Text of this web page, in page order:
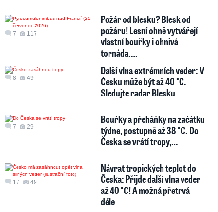
7 117
Požár od blesku? Blesk od
požáru! Lesní ohně vytvářejí
vlastní bouřky i ohnivá
tornáda.…
8 49
Další vlna extrémních veder: V
Česku může být až 40 °C.
Sledujte radar Blesku
7 29
Bouřky a přeháňky na začátku
týdne, postupně až 38 °C. Do
Česka se vrátí tropy,…
17 49
Návrat tropických teplot do
Česka: Přijde další vlna veder
až 40 °C! A možná přetrvá
déle